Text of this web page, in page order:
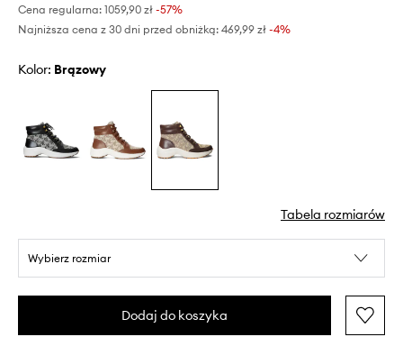
Cena regularna: 1059,90 zł -57%
Najniższa cena z 30 dni przed obniżką: 469,99 zł -4%
Kolor: brązowy
Tabela rozmiarów
Wybierz rozmiar
Dodaj do koszyka